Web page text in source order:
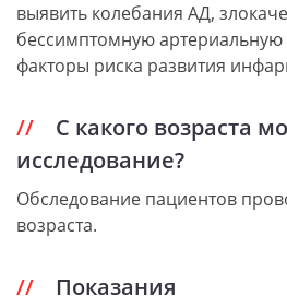
выявить колебания АД,
бессимптомную артериальную
факторы риска развития
С какого возраста
исследование?
Обследование пациентов
возраста.
Показания